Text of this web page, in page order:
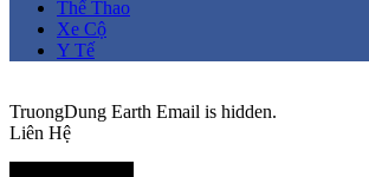
Thể Thao
Xe Cộ
Y Tế
TruongDung Earth Email is hidden.
Liên Hệ